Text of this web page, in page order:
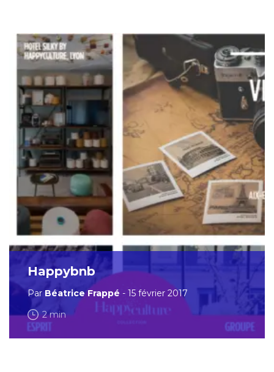
Happybnb
Par Béatrice Frappé - 15 février 2017
2 min